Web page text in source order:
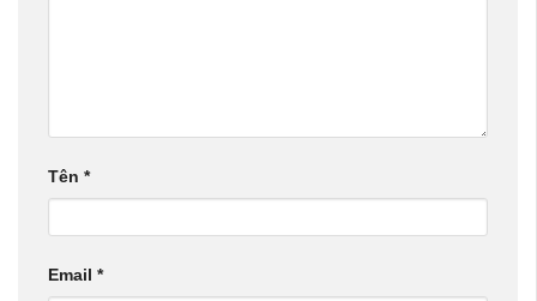
Tên *
Email *